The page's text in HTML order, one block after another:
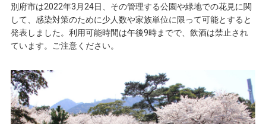
別府市は2022年3月24日、その管理する公園や緑地での花見に関
して、感染対策のために少人数や家族単位に限って可能とすると
発表しました。利用可能時間は午後9時までで、飲酒は禁止され
ています。ご注意ください。